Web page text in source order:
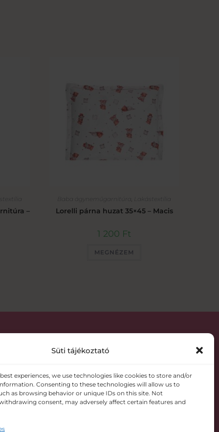
Süti tájékoztató
experiences, we use technologies like cookies to store and/or
Consenting to these technologies will allow us to
as browsing behavior or unique IDs on this site. Not
consent, may adversely affect certain features and
–
Baba ágyneműgarnitúra, Lakástextília
Lorelli párna huzat 35×45 – Macis
1 200 Ft
MEGNÉZEM
Szolnok Vörösmező utca 109.